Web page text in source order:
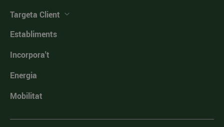
Targeta Client
Establiments
Incorpora't
Energia
Mobilitat